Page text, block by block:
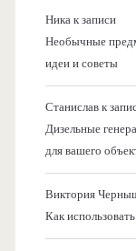
Никак записи
Необычные
идеи и советы
Станиславк
Дизельные
для вашего
Виктория
Как